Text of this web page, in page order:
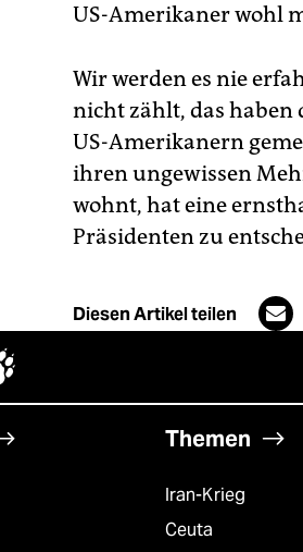
US-Amerikaner wohl
Wir werden es nie
nicht zählt, das haben
US-Amerikanern
ihren ungewissen
wohnt, hat eine
Präsidenten zu
Diesen Artikel teilen
Themen
Iran-Krieg
Ceuta